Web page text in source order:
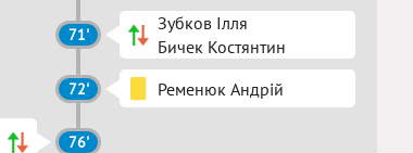
71'
Зубков Ілля
Бичек Костянтин
72'
Ременюк Андрій
76'